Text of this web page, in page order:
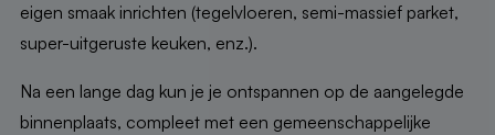
eigen smaak inrichten (tegelvloeren, semi-massief parket,
super-uitgeruste keuken, enz.).
Na een lange dag kun je je ontspannen op de aangelegde
binnenplaats, compleet met een gemeenschappelijke